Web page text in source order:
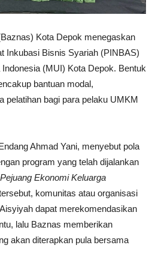
Kota Depok menegaskan
Inkubasi Bisnis Syariah (PINBAS)
(MUI) Kota Depok. Bentuk
bantuan modal,
pelatihan bagi para pelaku UMKM
Ahmad Yani, menyebut pola
program yang telah dijalankan
Ekonomi Keluarga
komunitas atau organisasi
dapat merekomendasikan
lalu Baznas memberikan
akan diterapkan pula bersama